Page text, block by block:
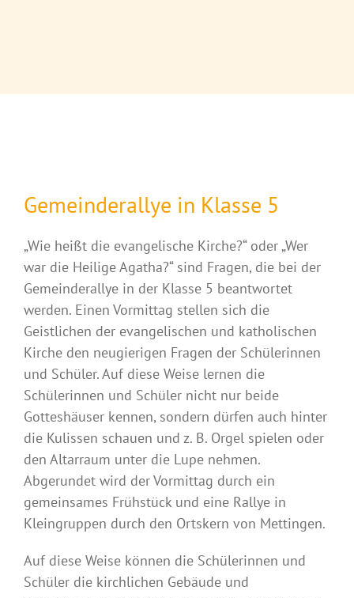
Gemeinderallye in Klasse 5
„Wie heißt die evangelische Kirche?“ oder „Wer
war die Heilige Agatha?“ sind Fragen, die bei der
Gemeinderallye in der Klasse 5 beantwortet
werden. Einen Vormittag stellen sich die
Geistlichen der evangelischen und katholischen
Kirche den neugierigen Fragen der Schülerinnen
und Schüler. Auf diese Weise lernen die
Schülerinnen und Schüler nicht nur beide
Gotteshäuser kennen, sondern dürfen auch hinter
die Kulissen schauen und z. B. Orgel spielen oder
den Altarraum unter die Lupe nehmen.
Abgerundet wird der Vormittag durch ein
gemeinsames Frühstück und eine Rallye in
Kleingruppen durch den Ortskern von Mettingen.
Auf diese Weise können die Schülerinnen und
Schüler die kirchlichen Gebäude und